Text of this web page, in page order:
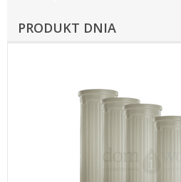
PRODUKT DNIA